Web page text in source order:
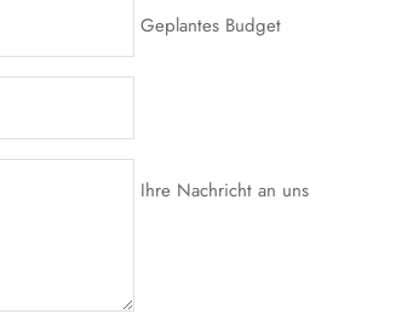
Geplantes Budget
Ihre Nachricht an uns